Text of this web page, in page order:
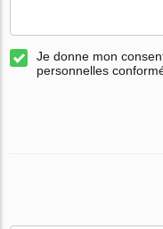
Je donne mon
personnelles